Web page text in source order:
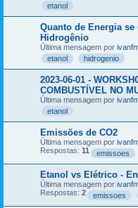
etanol
Quanto de Energia
Hidrogênio
Última mensagem por
etanol
hidrogenio
2023-06-01 -
COMBUSTÍVEL NO
Última mensagem por
etanol
Emissões de CO2
Última mensagem por
Respostas: 11 emissoes
Etanol vs Elétrico -
Última mensagem por
Respostas: 2 emissoes